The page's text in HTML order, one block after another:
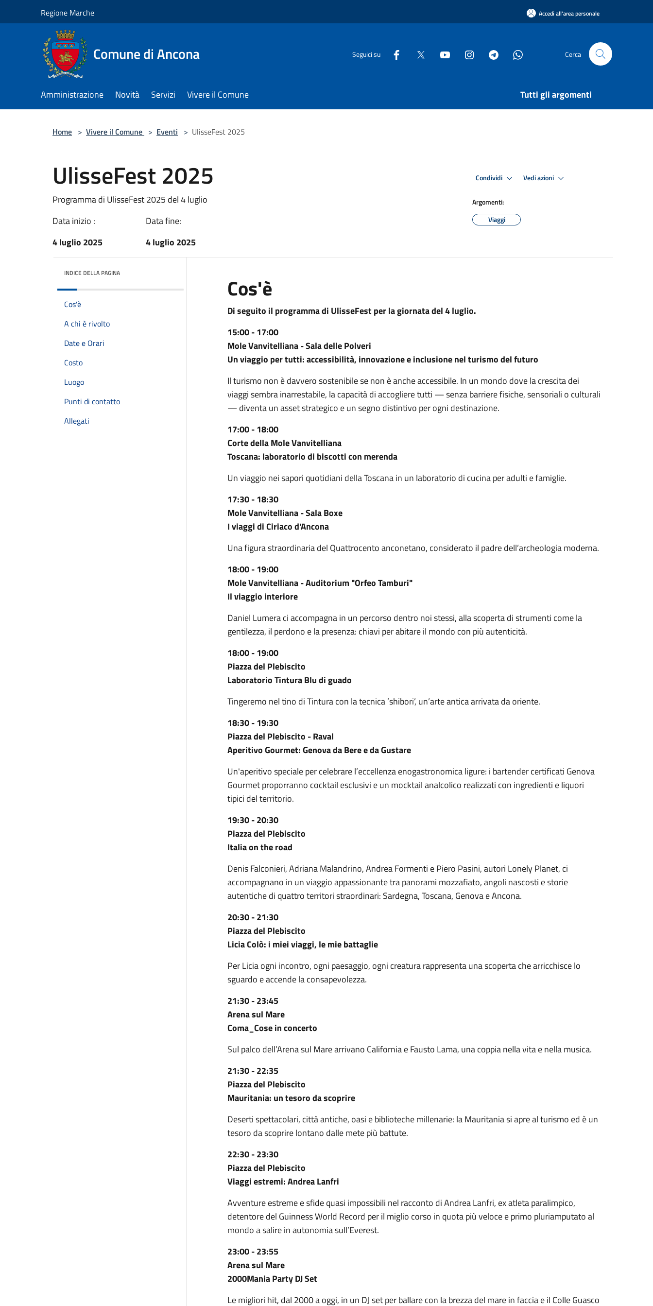
Regione Marche Accedi all'area personale
Comune di Ancona Seguici su Cerca
Amministrazione Novità Servizi Vivere il Comune Tutti gli argomenti
Home > Vivere il Comune > Eventi > UlisseFest 2025
UlisseFest 2025
Programma di UlisseFest 2025 del 4 luglio
Data inizio :
4 luglio 2025
Data fine:
4 luglio 2025
Condividi Vedi azioni
Argomenti:
Viaggi
INDICE DELLA PAGINA
Cos'è
A chi è rivolto
Date e Orari
Costo
Luogo
Punti di contatto
Allegati
Cos'è
Di seguito il programma di UlisseFest per la giornata del 4 luglio.
15:00 - 17:00
Mole Vanvitelliana - Sala delle Polveri
Un viaggio per tutti: accessibilità, innovazione e inclusione nel turismo del futuro
Il turismo non è davvero sostenibile se non è anche accessibile. In un mondo dove la crescita dei
viaggi sembra inarrestabile, la capacità di accogliere tutti — senza barriere fisiche, sensoriali o culturali
— diventa un asset strategico e un segno distintivo per ogni destinazione.
17:00 - 18:00
Corte della Mole Vanvitelliana
Toscana: laboratorio di biscotti con merenda
Un viaggio nei sapori quotidiani della Toscana in un laboratorio di cucina per adulti e famiglie.
17:30 - 18:30
Mole Vanvitelliana - Sala Boxe
I viaggi di Ciriaco d'Ancona
Una figura straordinaria del Quattrocento anconetano, considerato il padre dell’archeologia moderna.
18:00 - 19:00
Mole Vanvitelliana - Auditorium "Orfeo Tamburi"
Il viaggio interiore
Daniel Lumera ci accompagna in un percorso dentro noi stessi, alla scoperta di strumenti come la
gentilezza, il perdono e la presenza: chiavi per abitare il mondo con più autenticità.
18:00 - 19:00
Piazza del Plebiscito
Laboratorio Tintura Blu di guado
Tingeremo nel tino di Tintura con la tecnica ’shibori’, un’arte antica arrivata da oriente.
18:30 - 19:30
Piazza del Plebiscito - Raval
Aperitivo Gourmet: Genova da Bere e da Gustare
Un'aperitivo speciale per celebrare l’eccellenza enogastronomica ligure: i bartender certificati Genova
Gourmet proporranno cocktail esclusivi e un mocktail analcolico realizzati con ingredienti e liquori
tipici del territorio.
19:30 - 20:30
Piazza del Plebiscito
Italia on the road
Denis Falconieri, Adriana Malandrino, Andrea Formenti e Piero Pasini, autori Lonely Planet, ci
accompagnano in un viaggio appassionante tra panorami mozzafiato, angoli nascosti e storie
autentiche di quattro territori straordinari: Sardegna, Toscana, Genova e Ancona.
20:30 - 21:30
Piazza del Plebiscito
Licia Colò: i miei viaggi, le mie battaglie
Per Licia ogni incontro, ogni paesaggio, ogni creatura rappresenta una scoperta che arricchisce lo
sguardo e accende la consapevolezza.
21:30 - 23:45
Arena sul Mare
Coma_Cose in concerto
Sul palco dell’Arena sul Mare arrivano California e Fausto Lama, una coppia nella vita e nella musica.
21:30 - 22:35
Piazza del Plebiscito
Mauritania: un tesoro da scoprire
Deserti spettacolari, città antiche, oasi e biblioteche millenarie: la Mauritania si apre al turismo ed è un
tesoro da scoprire lontano dalle mete più battute.
22:30 - 23:30
Piazza del Plebiscito
Viaggi estremi: Andrea Lanfri
Avventure estreme e sfide quasi impossibili nel racconto di Andrea Lanfri, ex atleta paralimpico,
detentore del Guinness World Record per il miglio corso in quota più veloce e primo pluriamputato al
mondo a salire in autonomia sull’Everest.
23:00 - 23:55
Arena sul Mare
2000Mania Party DJ Set
Le migliori hit, dal 2000 a oggi, in un DJ set per ballare con la brezza del mare in faccia e il Colle Guasco